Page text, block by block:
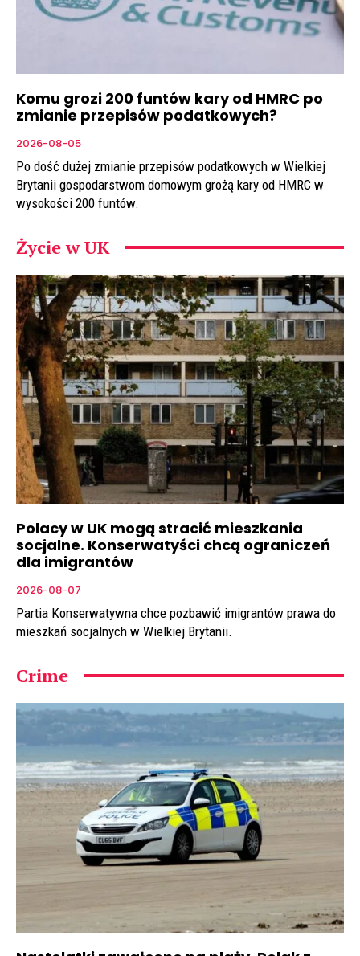
Komu grozi 200 funtów kary od HMRC po
zmianie przepisów podatkowych?
2026-08-05
Po dość dużej zmianie przepisów podatkowych w Wielkiej
Brytanii gospodarstwom domowym grożą kary od HMRC w
wysokości 200 funtów.
Życie w UK
Polacy w UK mogą stracić mieszkania
socjalne. Konserwatyści chcą ograniczeń
dla imigrantów
2026-08-07
Partia Konserwatywna chce pozbawić imigrantów prawa do
mieszkań socjalnych w Wielkiej Brytanii.
Crime